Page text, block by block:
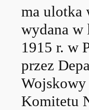
ma ulotka
wydana w
1915 r. w
przez
Wojskowy
Komitetu